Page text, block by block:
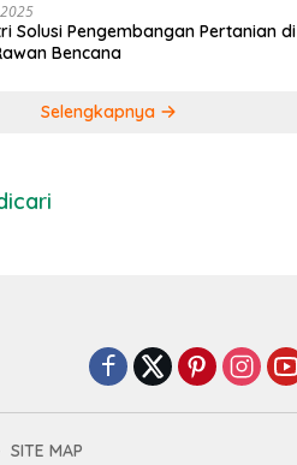
Solusi Pengembangan Pertanian di
Bencana
Selengkapnya
SITE MAP